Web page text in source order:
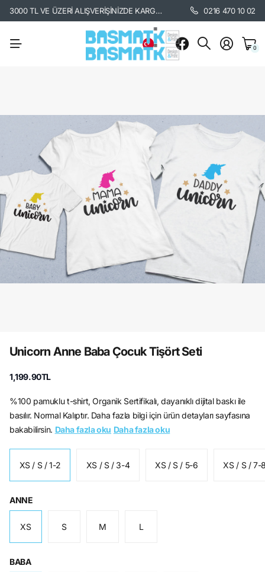
3000 TL VE ÜZERİ ALIŞVERİŞİNİZDE KARGO BEDAVA. / KARGO BİLGİSİ
0216 470 10 02
0
Unicorn Anne Baba Çocuk Tişört Seti
1,199.90TL
%100 pamuklu t-shirt, Organik Sertifikalı, dayanıklı dijital baskı ile
basılır. Normal Kalıptır. Daha fazla bilgi için ürün detayları sayfasına
bakabilirsin. Daha fazla oku Daha fazla oku
XS / S / 1-2 XS / S / 3-4 XS / S / 5-6 XS / S / 7-
ANNE
XS S M L
BABA